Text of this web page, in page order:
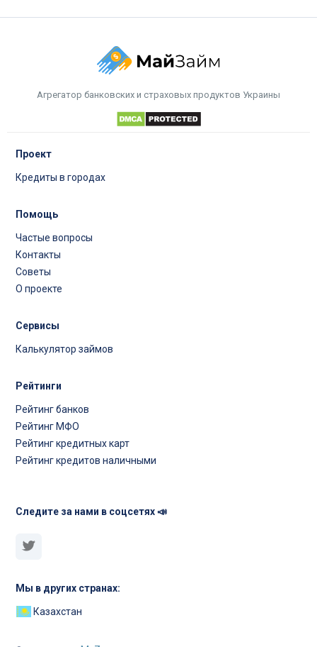
Агрегатор банковских и страховых продуктов Украины
Проект
Кредиты в городах
Помощь
Частые вопросы
Контакты
Советы
О проекте
Сервисы
Калькулятор займов
Рейтинги
Рейтинг банков
Рейтинг МФО
Рейтинг кредитных карт
Рейтинг кредитов наличными
Следите за нами в соцсетях 📣
Мы в других странах:
Казахстан